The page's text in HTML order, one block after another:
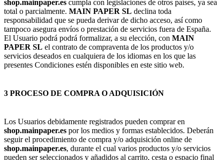
shop.mainpaper.es cumpla con legislaciones de otros países, ya sea
total o parcialmente. MAIN PAPER SL declina toda
responsabilidad que se pueda derivar de dicho acceso, así como
tampoco asegura envíos o prestación de servicios fuera de España.
El Usuario podrá podrá formalizar, a su elección, con MAIN
PAPER SL el contrato de compraventa de los productos y/o
servicios deseados en cualquiera de los idiomas en los que las
presentes Condiciones estén disponibles en este sitio web.
3 PROCESO DE COMPRA O ADQUISICIÓN
Los Usuarios debidamente registrados pueden comprar en
shop.mainpaper.es por los medios y formas establecidos. Deberán
seguir el procedimiento de compra y/o adquisición online de
shop.mainpaper.es, durante el cual varios productos y/o servicios
pueden ser seleccionados y añadidos al carrito, cesta o espacio final